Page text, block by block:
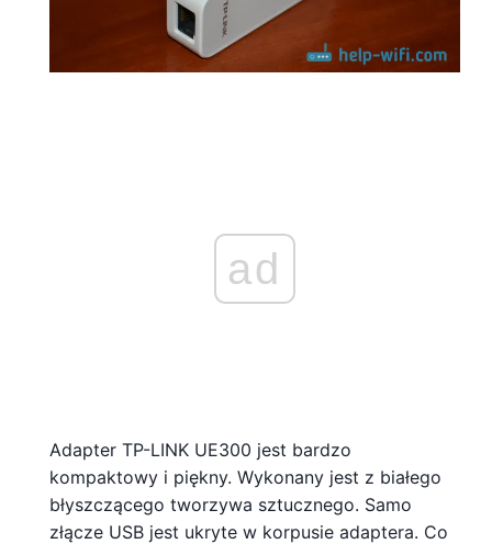
ad
Adapter TP-LINK UE300 jest bardzo
kompaktowy i piękny. Wykonany jest z białego
błyszczącego tworzywa sztucznego. Samo
złącze USB jest ukryte w korpusie adaptera. Co